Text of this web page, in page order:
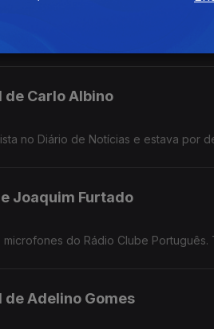
jurista, foi jornalista e acompanhou
de Carlo Albino
no Diário de Notícias e estava por
Joaquim Furtado
do Rádio Clube Português.
de Adelino Gomes